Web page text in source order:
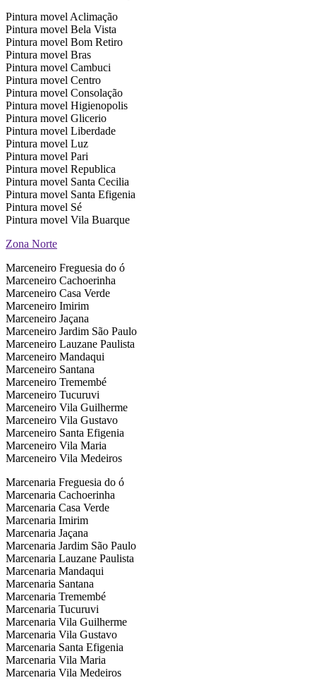
Pintura movel Aclimação
Pintura movel Bela Vista
Pintura movel Bom Retiro
Pintura movel Bras
Pintura movel Cambuci
Pintura movel Centro
Pintura movel Consolação
Pintura movel Higienopolis
Pintura movel Glicerio
Pintura movel Liberdade
Pintura movel Luz
Pintura movel Pari
Pintura movel Republica
Pintura movel Santa Cecilia
Pintura movel Santa Efigenia
Pintura movel Sé
Pintura movel Vila Buarque
Zona Norte
Marceneiro Freguesia do ó
Marceneiro Cachoerinha
Marceneiro Casa Verde
Marceneiro Imirim
Marceneiro Jaçana
Marceneiro Jardim São Paulo
Marceneiro Lauzane Paulista
Marceneiro Mandaqui
Marceneiro Santana
Marceneiro Tremembé
Marceneiro Tucuruvi
Marceneiro Vila Guilherme
Marceneiro Vila Gustavo
Marceneiro Santa Efigenia
Marceneiro Vila Maria
Marceneiro Vila Medeiros
Marcenaria Freguesia do ó
Marcenaria Cachoerinha
Marcenaria Casa Verde
Marcenaria Imirim
Marcenaria Jaçana
Marcenaria Jardim São Paulo
Marcenaria Lauzane Paulista
Marcenaria Mandaqui
Marcenaria Santana
Marcenaria Tremembé
Marcenaria Tucuruvi
Marcenaria Vila Guilherme
Marcenaria Vila Gustavo
Marcenaria Santa Efigenia
Marcenaria Vila Maria
Marcenaria Vila Medeiros